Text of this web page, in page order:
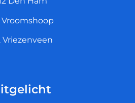
Vroomshoop
Vriezenveen